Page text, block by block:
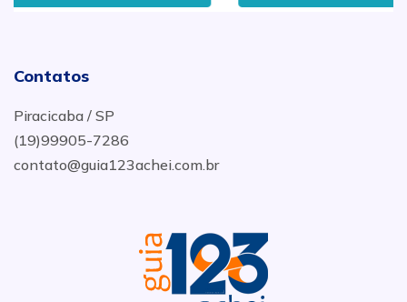
Contatos
Piracicaba / SP
(19)99905-7286
contato@guia123achei.com.br